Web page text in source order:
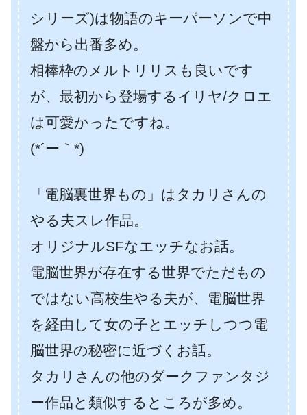
シリーズ)は物語のキーパーソンで中
盤から出番多め。
相棒枠のメルトリリスも良いです
が、最初から登場するイリヤ/クロエ
は可愛かったですね。
(*´ー｀*)
「電脳裏世界もの」はタカリさんの
やる夫スレ作品。
オリジナルSFなエッチなお話。
電脳世界が存在する世界でただもの
ではない高校生やる夫が、電脳世界
を経由して女の子とエッチしつつ電
脳世界の秘密に近づくお話。
タカリさんの他のダークファンタジ
ー作品と類似するところが多め。